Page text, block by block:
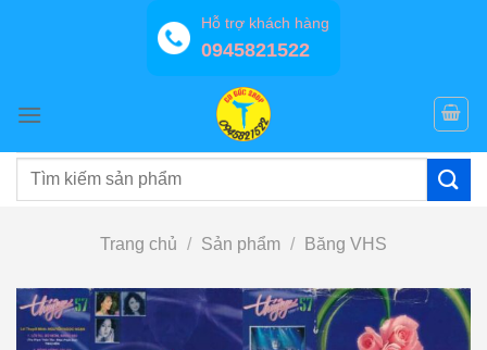
Hỗ trợ khách hàng
0945821522
Tìm
Trang chủ / Sản phẩm / Băng VHS